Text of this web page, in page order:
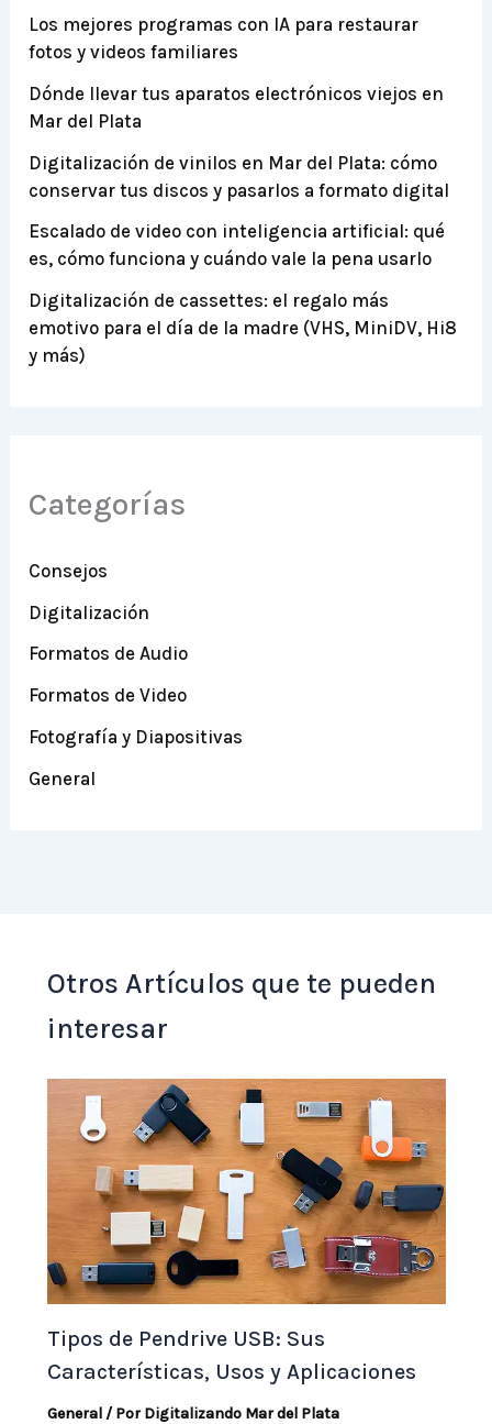
Los mejores programas con IA para restaurar
fotos y videos familiares
Dónde llevar tus aparatos electrónicos viejos en
Mar del Plata
Digitalización de vinilos en Mar del Plata: cómo
conservar tus discos y pasarlos a formato digital
Escalado de video con inteligencia artificial: qué
es, cómo funciona y cuándo vale la pena usarlo
Digitalización de cassettes: el regalo más
emotivo para el día de la madre (VHS, MiniDV, Hi8
y más)
Categorías
Consejos
Digitalización
Formatos de Audio
Formatos de Video
Fotografía y Diapositivas
General
Otros Artículos que te pueden
interesar
Tipos de Pendrive USB: Sus
Características, Usos y Aplicaciones
General/ PorDigitalizando Mar del Plata